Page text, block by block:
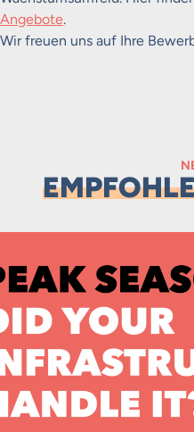
Angebote.
Wir freuen uns auf Ihre